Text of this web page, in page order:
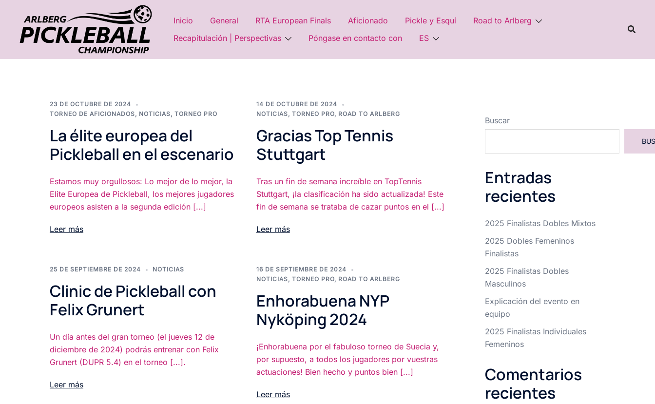
contenido
Inicio General RTA European Finals Aficionado Pickle y Esquí
Road to Arlberg
Recapitulación | Perspectivas
Póngase en contacto con ES
23 DE OCTUBRE DE 2024
TORNEO DE AFICIONADOS, NOTICIAS, TORNEO PRO
La élite europea del
Pickleball en el escenario
Estamos muy orgullosos: Lo mejor de lo mejor, la
Elite Europea de Pickleball, los mejores jugadores
europeos asisten a la segunda edición [...]
Leer más
14 DE OCTUBRE DE 2024
NOTICIAS, TORNEO PRO, ROAD TO ARLBERG
Gracias Top Tennis
Stuttgart
Tras un fin de semana increíble en TopTennis
Stuttgart, ¡la clasificación ha sido actualizada! Este
fin de semana se trataba de cazar puntos en el [...]
Leer más
25 DE SEPTIEMBRE DE 2024 NOTICIAS
Clinic de Pickleball con
Felix Grunert
Un día antes del gran torneo (el jueves 12 de
diciembre de 2024) podrás entrenar con Felix
Grunert (DUPR 5.4) en el torneo [...].
Leer más
16 DE SEPTIEMBRE DE 2024
NOTICIAS, TORNEO PRO, ROAD TO ARLBERG
Enhorabuena NYP
Nyköping 2024
¡Enhorabuena por el fabuloso torneo de Suecia y,
por supuesto, a todos los jugadores por vuestras
actuaciones! Bien hecho y puntos bien [...]
Leer más
Buscar
Entradas
recientes
2025 Finalistas Dobles Mixtos
2025 Dobles Femeninos
Finalistas
2025 Finalistas Dobles
Masculinos
Explicación del evento en
equipo
2025 Finalistas Individuales
Femeninos
Comentarios
recientes